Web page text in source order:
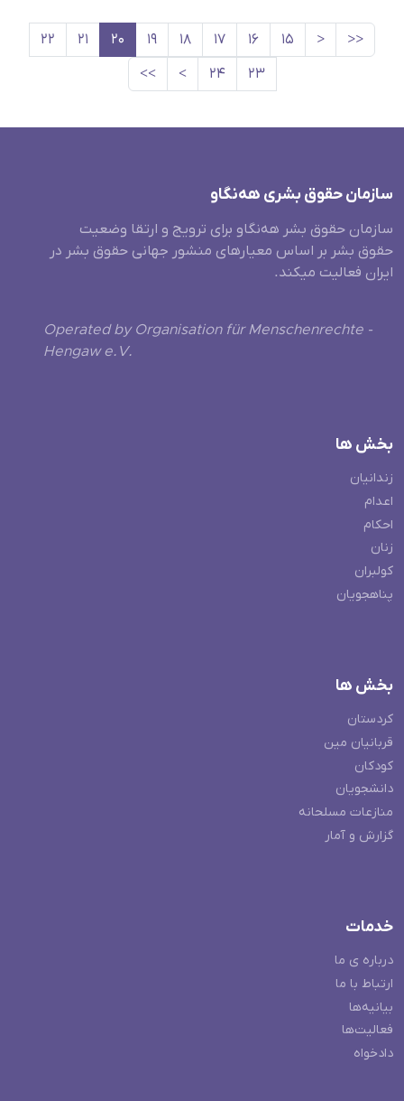
<<
< ۱۵ ۱۶ ۱۷ ۱۸ ۱۹ ۲۰ ۲۱
۲۲
۲۳
۲۴ >
>>
سازمان حقوق بشری هەنگاو
سازمان حقوق بشر هه‌نگاو برای ترویج و ارتقا وضعیت
حقوق بشر بر اساس معیارهای منشور جهانی حقوق بشر در
ایران فعالیت میکند.
Operated by Organisation für Menschenrechte -
Hengaw e.V.
بخش ها
زندانیان
اعدام
احکام
زنان
کولبران
پناهجویان
بخش ها
کردستان
قربانیان مین
کودکان
دانشجویان
منازعات مسلحانه
گزارش و آمار
خدمات
درباره ی ما
ارتباط با ما
بیانیه‌ها
فعالیت‌ها
دادخواه